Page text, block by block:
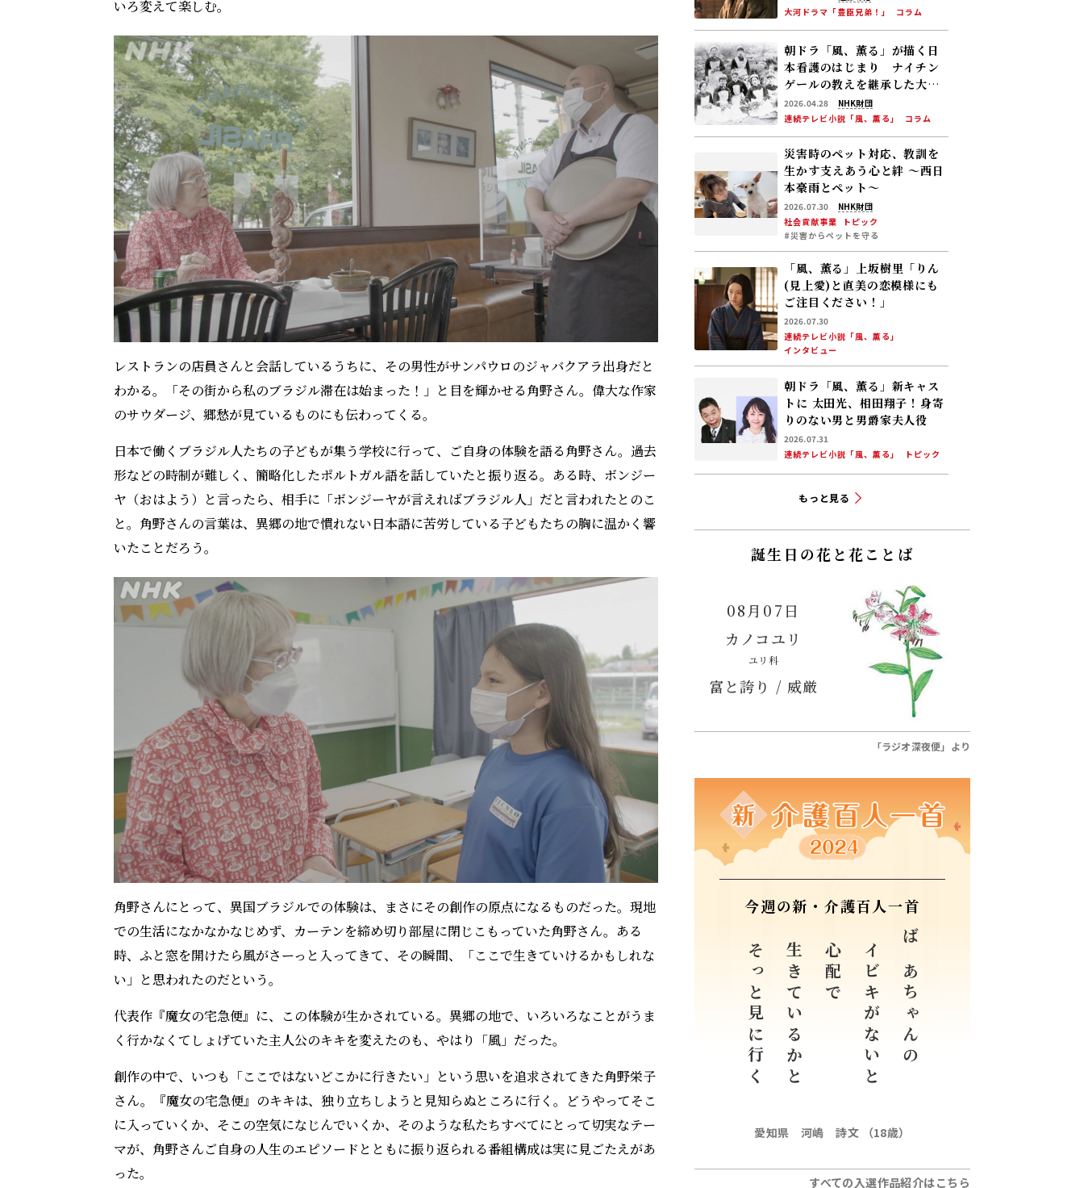
いろ変えて楽しむ。
レストランの店員さんと会話しているうちに、その男性がサンパウロのジャバクアラ出身だと
わかる。「その街から私のブラジル滞在は始まった！」と目を輝かせる角野さん。偉大な作家
のサウダージ、郷愁が見ているものにも伝わってくる。
日本で働くブラジル人たちの子どもが集う学校に行って、ご自身の体験を語る角野さん。過去
形などの時制が難しく、簡略化したポルトガル語を話していたと振り返る。ある時、ボンジー
ヤ（おはよう）と言ったら、相手に「ボンジーヤが言えればブラジル人」だと言われたとのこ
と。角野さんの言葉は、異郷の地で慣れない日本語に苦労している子どもたちの胸に温かく響
いたことだろう。
角野さんにとって、異国ブラジルでの体験は、まさにその創作の原点になるものだった。現地
での生活になかなかなじめず、カーテンを締め切り部屋に閉じこもっていた角野さん。ある
時、ふと窓を開けたら風がさーっと入ってきて、その瞬間、「ここで生きていけるかもしれな
い」と思われたのだという。
代表作『魔女の宅急便』に、この体験が生かされている。異郷の地で、いろいろなことがうま
く行かなくてしょげていた主人公のキキを変えたのも、やはり「風」だった。
創作の中で、いつも「ここではないどこかに行きたい」という思いを追求されてきた角野栄子
さん。『魔女の宅急便』のキキは、独り立ちしようと見知らぬところに行く。どうやってそこ
に入っていくか、そこの空気になじんでいくか、そのような私たちすべてにとって切実なテー
マが、角野さんご自身の人生のエピソードとともに振り返られる番組構成は実に見ごたえがあ
った。
大河ドラマ「豊臣兄弟！」
コラム
朝ドラ「風、薫る」が描く日
本看護のはじまり ナイチン
ゲールの教えを継承した大関
和と看護のこれから――明治から
現代につながる道【後編】
2026.04.28
NHK財団
連続テレビ小説「風、薫る」
コラム
災害時のペット対応、教訓を
生かす――支えあう心と絆 〜西日
本豪雨とペット〜
2026.07.30
NHK財団
社会貢献事業
トピック
#災害からペットを守る
「風、薫る」上坂樹里「りん
(見上愛)と直美の恋模様にも
ご注目ください！」
2026.07.30
連続テレビ小説「風、薫る」
インタビュー
朝ドラ「風、薫る」新キャス
トに 太田光、相田翔子！――身寄
りのない男と男爵家夫人役
2026.07.31
連続テレビ小説「風、薫る」
トピック
もっと見る
誕生日の花と花ことば
08月07日
カノコユリ
ユリ科
富と誇り / 威厳
「ラジオ深夜便」より
今週の新・介護百人一首
ばあちゃんの
イビキがないと
心配で
生きているかと
そっと見に行く
愛知県 河嶋 詩文 （18歳）
すべての入選作品紹介はこちら